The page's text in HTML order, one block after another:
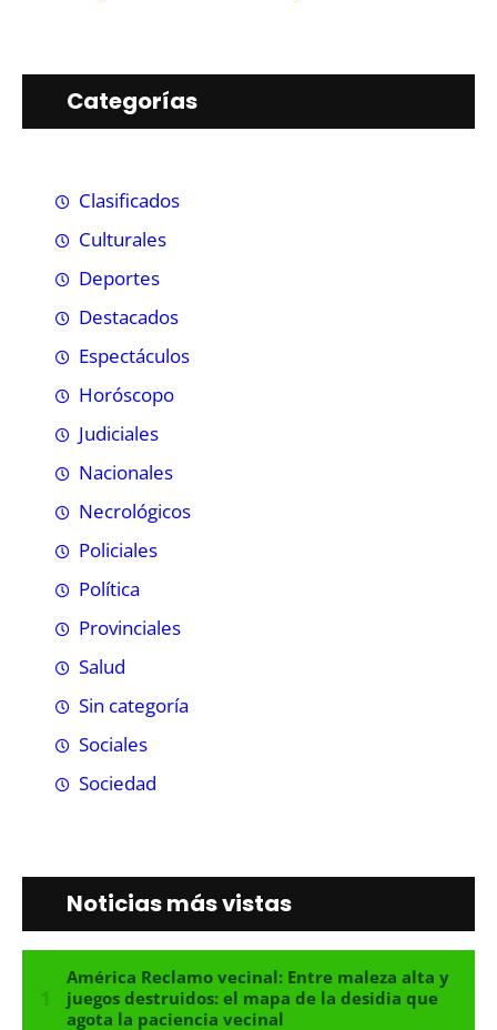
Categorías
Clasificados
Culturales
Deportes
Destacados
Espectáculos
Horóscopo
Judiciales
Nacionales
Necrológicos
Policiales
Política
Provinciales
Salud
Sin categoría
Sociales
Sociedad
Noticias más vistas